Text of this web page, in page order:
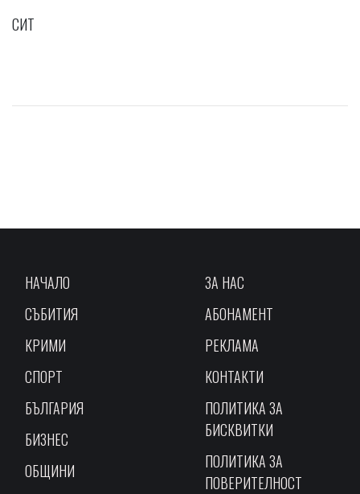
СИТ
НАЧАЛО
СЪБИТИЯ
КРИМИ
СПОРТ
БЪЛГАРИЯ
БИЗНЕС
ОБЩИНИ
ЗА НАС
АБОНАМЕНТ
РЕКЛАМА
КОНТАКТИ
ПОЛИТИКА ЗА
БИСКВИТКИ
ПОЛИТИКА ЗА
ПОВЕРИТЕЛНОСТ